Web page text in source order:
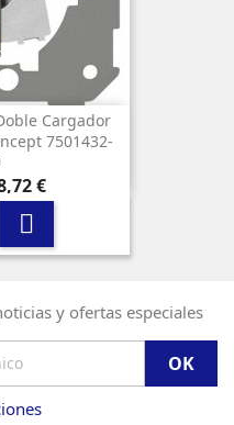
Cargador
7501432-
€

y ofertas especiales